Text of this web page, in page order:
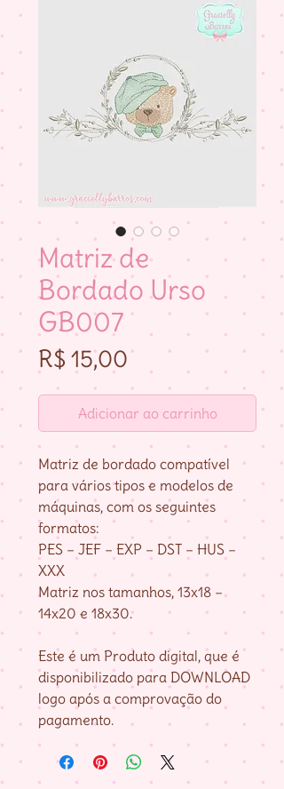
Matriz de
Bordado Urso
GB007
R$ 15,00Preço
Adicionar ao carrinho
Matriz de bordado compatível
para vários tipos e modelos de
máquinas, com os seguintes
formatos:
PES – JEF – EXP – DST – HUS –
XXX
Matriz nos tamanhos, 13x18 –
14x20 e 18x30.
Este é um Produto digital, que é
disponibilizado para DOWNLOAD
logo após a comprovação do
pagamento.